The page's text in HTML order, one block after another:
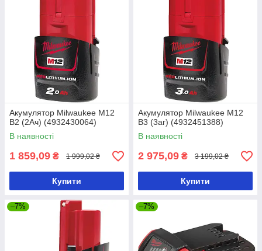
Акумулятор Milwaukee M12
B2 (2Ач) (4932430064)
В наявності
1 859,09 ₴ 1 999,02 ₴
Купити
Акумулятор Milwaukee M12
B3 (3аг) (4932451388)
В наявності
2 975,09 ₴ 3 199,02 ₴
Купити
–7% –7%